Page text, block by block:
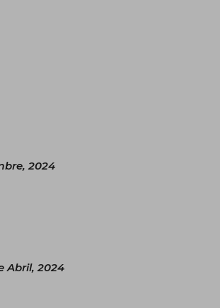
2024
Abril, 2024